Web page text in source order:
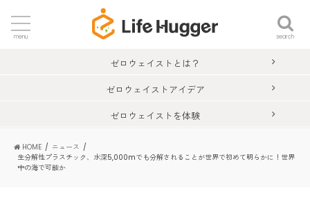
search
menu
ゼロウェイストとは？
ゼロウェイストアイデア
ゼロウェイストを体験
HOME
ニュース
生分解性プラスチック、水深5,000mでも分解されることが世界で初めて明らかに！世界
中の海で可能か